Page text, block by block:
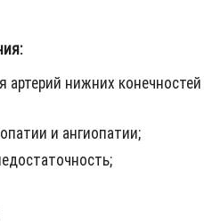
нижних
и ангиопатии;